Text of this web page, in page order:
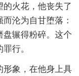
火花，他丧失了
沦为自甘堕落：
盘辗得粉碎。这个
行。
形象，在他身上具